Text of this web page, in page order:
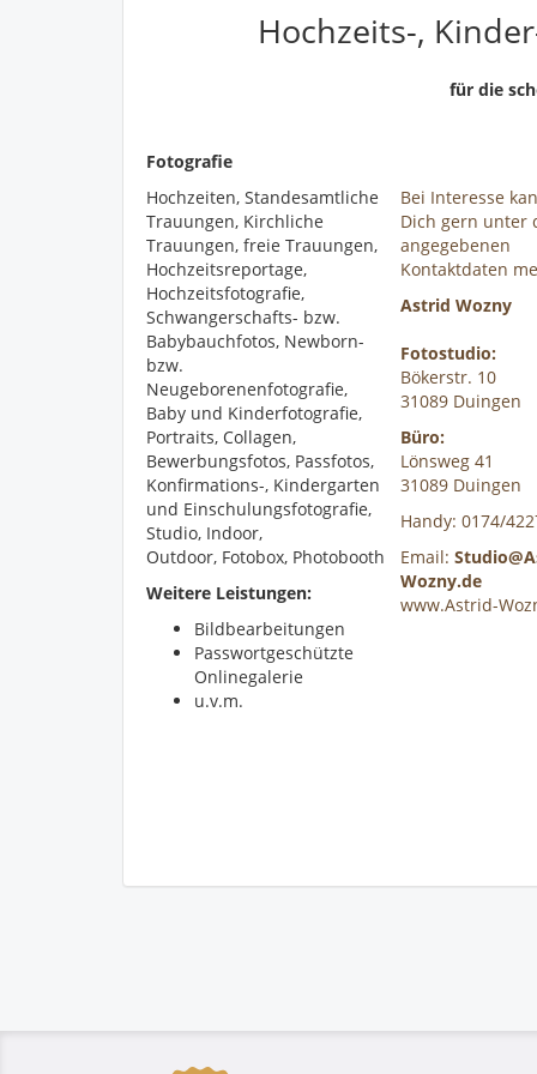
Hochzeits-,
für die
Fotografie
Hochzeiten, Standesamtliche
Trauungen, Kirchliche
Trauungen, freie Trauungen,
Hochzeitsreportage,
Hochzeitsfotografie,
Schwangerschafts- bzw.
Babybauchfotos, Newborn-
bzw.
Neugeborenenfotografie,
Baby und Kinderfotografie,
Portraits, Collagen,
Bewerbungsfotos, Passfotos,
Konfirmations-, Kindergarten
und Einschulungsfotografie,
Studio, Indoor,
Outdoor, Fotobox, Photobooth
Weitere Leistungen:
Bildbearbeitungen
Passwortgeschützte
Onlinegalerie
u.v.m.
Bei Interesse
Dich gern unter
angegebenen
Kontaktdaten
Astrid Wozny
Fotostudio:
Bökerstr. 10
31089 Duingen
Büro:
Lönsweg 41
31089 Duingen
Handy: 0174/
Email:
Wozny.de
www.Astrid-